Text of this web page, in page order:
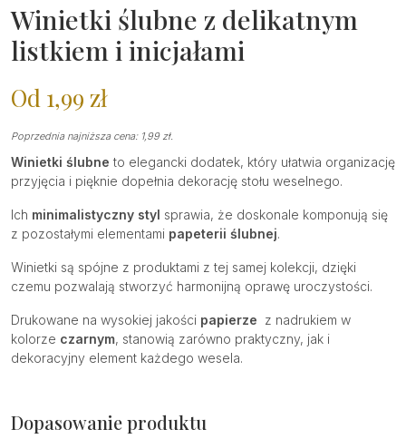
Winietki ślubne z delikatnym
listkiem i inicjałami
Od 1,99 zł
Poprzednia najniższa cena: 1,99 zł.
Winietki ślubne to elegancki dodatek, który ułatwia organizację
przyjęcia i pięknie dopełnia dekorację stołu weselnego.
Ich minimalistyczny styl sprawia, że doskonale komponują się
z pozostałymi elementami papeterii ślubnej.
Winietki są spójne z produktami z tej samej kolekcji, dzięki
czemu pozwalają stworzyć harmonijną oprawę uroczystości.
Drukowane na wysokiej jakości papierze z nadrukiem w
kolorze czarnym, stanowią zarówno praktyczny, jak i
dekoracyjny element każdego wesela.
Dopasowanie produktu